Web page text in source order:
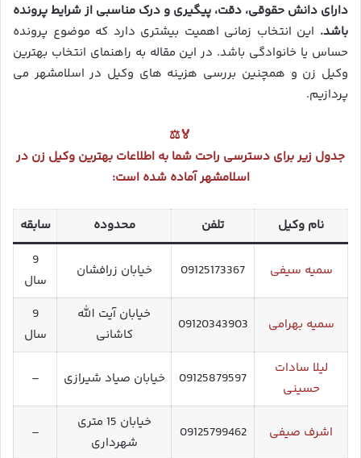
دارای دانش حقوقی، دقت، پیگیری و درک مناسبی از شرایط پرونده
باشد. این انتخاب زمانی اهمیت بیشتری دارد که موضوع پرونده
حساس یا خانوادگی باشد. در این مقاله به راهنمای انتخاب بهترین
وکیل زن و همچنین بررسی هزینه‌ های وکیل در اسلامشهر می‌
پردازیم.
🏅⚖️
جدول زیر برای دسترسی راحت شما به اطلاعات بهترین وکیل زن در
اسلامشهر آماده شده است:
نام وکیل تلفن محدوده سابقه
سمیه سیفی 09125173367 خیابان زرافشان
9
سال
سمیه بهرامی 09120343903
خیابان آیت الله
کاشانی
9
سال
لیلا سادات
حسینی
09125879597 خیابان صیاد شیرازی –
اشرف صیفی 09125799462
خیابان 15 متری
شهرداری
–